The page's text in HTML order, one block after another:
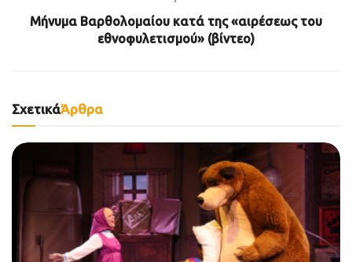
Μήνυμα Βαρθολομαίου κατά της «αιρέσεως του
εθνοφυλετισμού» (βίντεο)
ΣχετικάΆρθρα